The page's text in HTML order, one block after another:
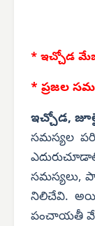
* ఇచ్చోడ
* ప్రజల
ఇచ్చోడ,
సమస్యల
సమస్యలు,
నిలిచేవి.
పంచాయతీ